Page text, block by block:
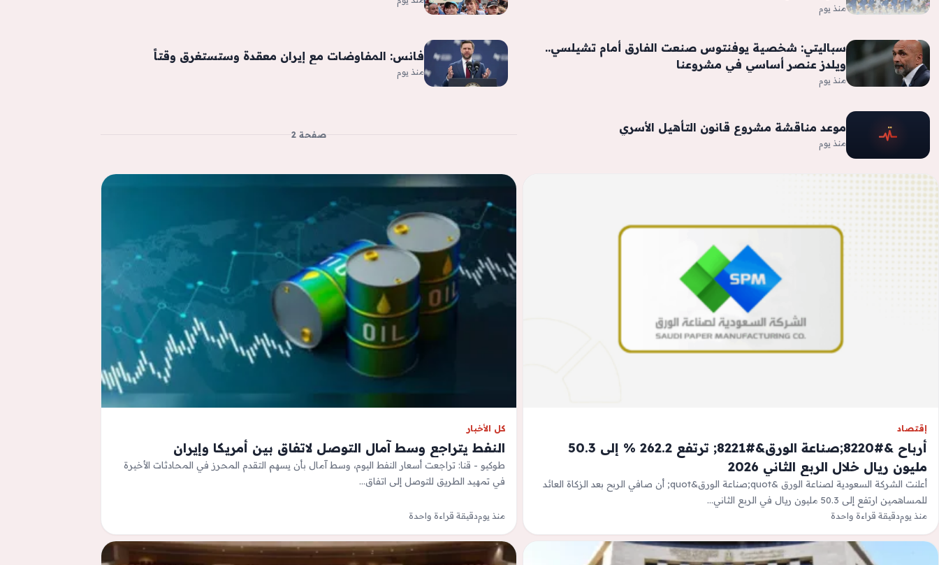
منذ يوم
سباليتي: شخصية يوفنتوس صنعت الفارق أمام تشيلسي..
ويلدز عنصر أساسي في مشروعنا
منذ يوم
فانس: المفاوضات مع إيران معقدة وستستغرق وقتاً
منذ يوم
موعد مناقشة مشروع قانون التأهيل الأسري
منذ يوم
صفحة 2
إقتصاد
أرباح &#8220;صناعة الورق&#8221; ترتفع 262.2 % إلى 50.3
مليون ريال خلال الربع الثاني 2026
أعلنت الشركة السعودية لصناعة الورق &quot;صناعة الورق&quot; أن صافي الربح بعد الزكاة العائد
للمساهمين ارتفع إلى 50.3 مليون ريال في الربع الثاني…
منذ يومدقيقة قراءة واحدة
كل الأخبار
النفط يتراجع وسط آمال التوصل لاتفاق بين أمريكا وإيران
طوكيو - قنا: تراجعت أسعار النفط اليوم، وسط آمال بأن يسهم التقدم المحرز في المحادثات الأخيرة
في تمهيد الطريق للتوصل إلى اتفاق…
منذ يومدقيقة قراءة واحدة